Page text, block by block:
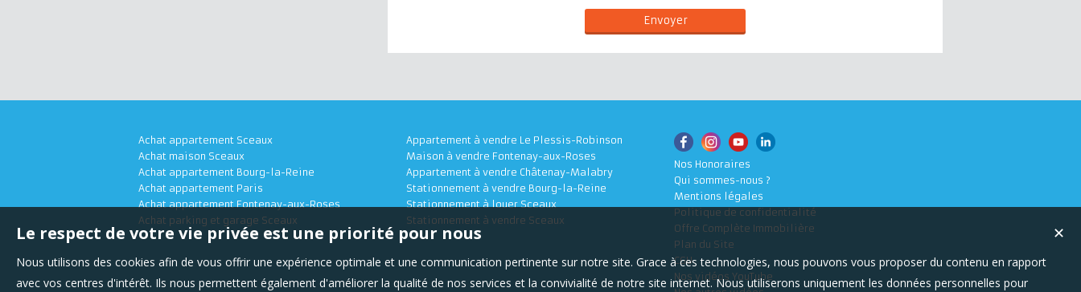
Achat appartement Sceaux
Achat maison Sceaux
Achat appartement Bourg-la-Reine
Achat appartement Paris
Achat appartement Fontenay-aux-Roses
Achat parking et garage Sceaux
Appartement à vendre Le Plessis-Robinson
Maison à vendre Fontenay-aux-Roses
Appartement à vendre Châtenay-Malabry
Stationnement à vendre Bourg-la-Reine
Stationnement à louer Sceaux
Stationnement à vendre Sceaux
Nos Honoraires
Qui sommes-nous ?
Mentions légales
Politique de confidentialité
Offre Complète Immobilière
Plan du Site
CGU
Nos vidéos YouTube
✕
Le respect de votre vie privée est une priorité pour nous
Nous utilisons des cookies afin de vous offrir une expérience optimale et une communication pertinente sur notre site. Grace à ces technologies, nous pouvons vous proposer du contenu en rapport
avec vos centres d'intérêt. Ils nous permettent également d'améliorer la qualité de nos services et la convivialité de notre site internet. Nous utiliserons uniquement les données personnelles pour